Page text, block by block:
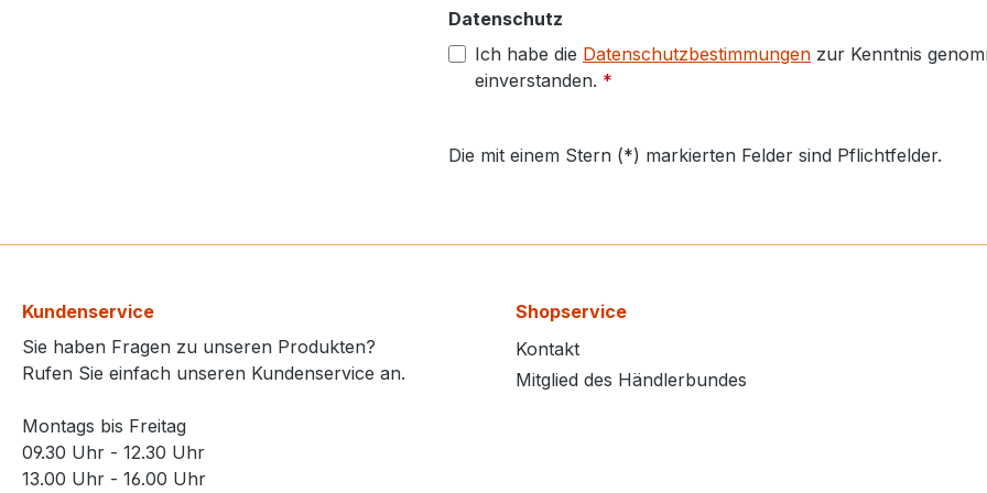
Datenschutz
Ich habe die Datenschutzbestimmungen zur Kenntnis
einverstanden. *
Die mit einem Stern (*) markierten Felder sind Pflichtfelder.
Kundenservice
Sie haben Fragen zu unseren Produkten?
Rufen Sie einfach unseren Kundenservice an.
Montags bis Freitag
09.30 Uhr - 12.30 Uhr
13.00 Uhr - 16.00 Uhr
Shopservice
Kontakt
Mitglied des Händlerbundes